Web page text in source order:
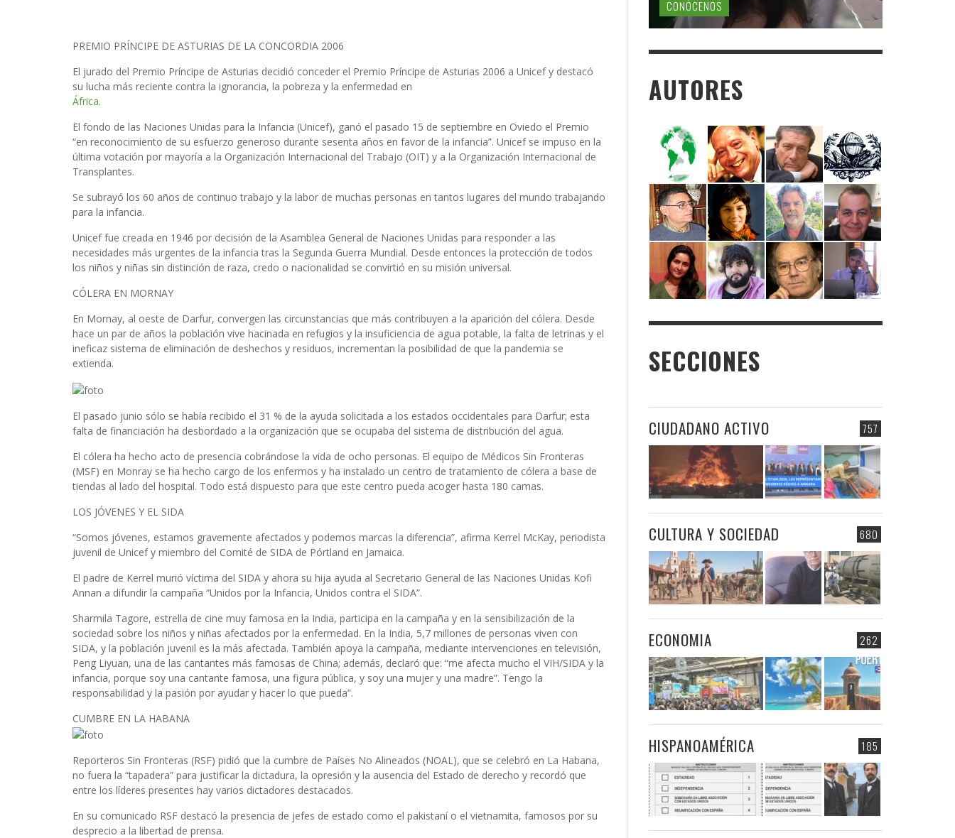
PREMIO PRÍNCIPE DE ASTURIAS DE LA CONCORDIA 2006
El jurado del Premio Príncipe de Asturias decidió conceder el Premio Príncipe de Asturias 2006 a Unicef y destacó
su lucha más reciente contra la ignorancia, la pobreza y la enfermedad en
África.
El fondo de las Naciones Unidas para la Infancia (Unicef), ganó el pasado 15 de septiembre en Oviedo el Premio
“en reconocimiento de su esfuerzo generoso durante sesenta años en favor de la infancia”. Unicef se impuso en la
última votación por mayoría a la Organización Internacional del Trabajo (OIT) y a la Organización Internacional de
Transplantes.
Se subrayó los 60 años de continuo trabajo y la labor de muchas personas en tantos lugares del mundo trabajando
para la infancia.
Unicef fue creada en 1946 por decisión de la Asamblea General de Naciones Unidas para responder a las
necesidades más urgentes de la infancia tras la Segunda Guerra Mundial. Desde entonces la protección de todos
los niños y niñas sin distinción de raza, credo o nacionalidad se convirtió en su misión universal.
CÓLERA EN MORNAY
En Mornay, al oeste de Darfur, convergen las circunstancias que más contribuyen a la aparición del cólera. Desde
hace un par de años la población vive hacinada en refugios y la insuficiencia de agua potable, la falta de letrinas y el
ineficaz sistema de eliminación de deshechos y residuos, incrementan la posibilidad de que la pandemia se
extienda.
El pasado junio sólo se había recibido el 31 % de la ayuda solicitada a los estados occidentales para Darfur; esta
falta de financiación ha desbordado a la organización que se ocupaba del sistema de distribución del agua.
El cólera ha hecho acto de presencia cobrándose la vida de ocho personas. El equipo de Médicos Sin Fronteras
(MSF) en Monray se ha hecho cargo de los enfermos y ha instalado un centro de tratamiento de cólera a base de
tiendas al lado del hospital. Todo está dispuesto para que este centro pueda acoger hasta 180 camas.
LOS JÓVENES Y EL SIDA
“Somos jóvenes, estamos gravemente afectados y podemos marcas la diferencia”, afirma Kerrel McKay, periodista
juvenil de Unicef y miembro del Comité de SIDA de Pórtland en Jamaica.
El padre de Kerrel murió víctima del SIDA y ahora su hija ayuda al Secretario General de las Naciones Unidas Kofi
Annan a difundir la campaña “Unidos por la Infancia, Unidos contra el SIDA”.
Sharmila Tagore, estrella de cine muy famosa en la India, participa en la campaña y en la sensibilización de la
sociedad sobre los niños y niñas afectados por la enfermedad. En la India, 5,7 millones de personas viven con
SIDA, y la población juvenil es la más afectada. También apoya la campaña, mediante intervenciones en televisión,
Peng Liyuan, una de las cantantes más famosas de China; además, declaró que: “me afecta mucho el VIH/SIDA y la
infancia, porque soy una cantante famosa, una figura pública, y soy una mujer y una madre”. Tengo la
responsabilidad y la pasión por ayudar y hacer lo que pueda”.
CUMBRE EN LA HABANA
Reporteros Sin Fronteras (RSF) pidió que la cumbre de Países No Alineados (NOAL), que se celebró en La Habana,
no fuera la “tapadera” para justificar la dictadura, la opresión y la ausencia del Estado de derecho y recordó que
entre los líderes presentes hay varios dictadores destacados.
En su comunicado RSF destacó la presencia de jefes de estado como el pakistaní o el vietnamita, famosos por su
desprecio a la libertad de prensa.
CONÓCENOS
AUTORES
SECCIONES
757
CIUDADANO ACTIVO
680
CULTURA Y SOCIEDAD
262
ECONOMIA
185
HISPANOAMÉRICA